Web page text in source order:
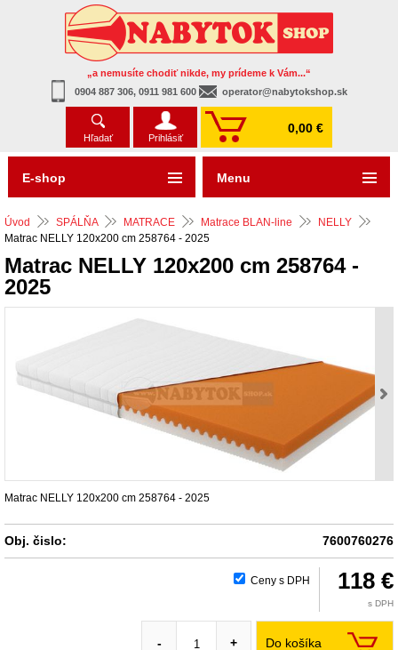
„a nemusíte chodiť nikde, my prídeme k Vám...“
0904 887 306, 0911 981 600
operator@nabytokshop.sk
Hľadať Prihlásiť
0,00 €
Úvod SPÁLŇA MATRACE Matrace BLAN-line
NELLY
Matrac NELLY 120x200 cm 258764 - 2025
Matrac NELLY 120x200 cm 258764 -
2025
Matrac NELLY 120x200 cm 258764 - 2025
Obj. čislo: 7600760276
Ceny s DPH 118 €
s DPH
Do košíka
- +
E-shop Menu